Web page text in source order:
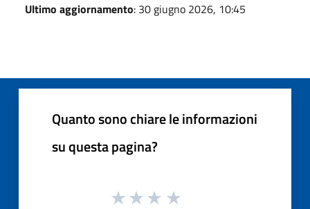
Ultimo aggiornamento: 30 giugno 2026, 10:45
Quanto sono chiare le informazioni
su questa pagina?